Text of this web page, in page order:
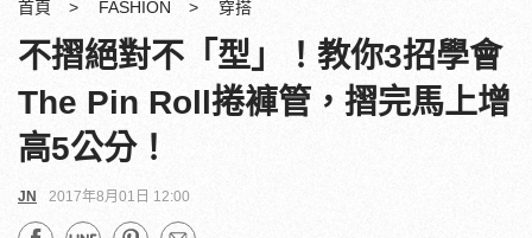
首頁 FASHION 穿搭
不摺絕對不「型」！教你3招學會
The Pin Roll捲褲管，摺完馬上增
高5公分！
JN 2017年8月01日 12:00